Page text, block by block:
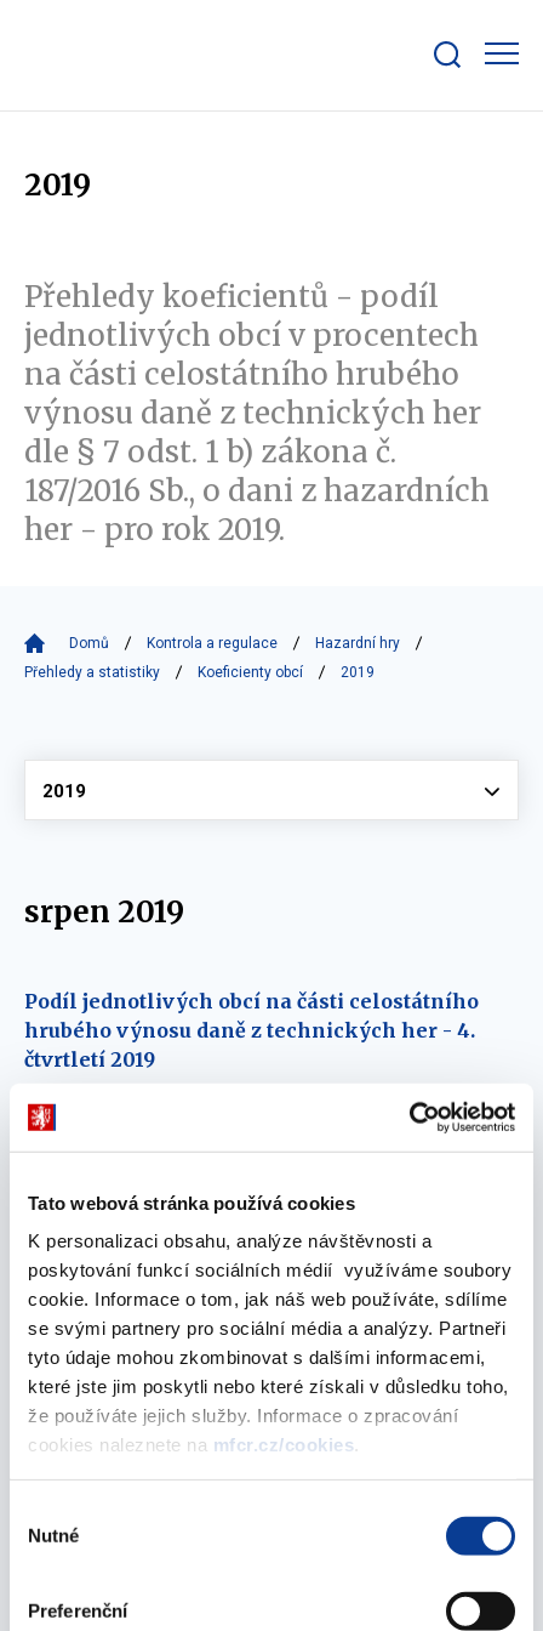
Tato webová stránka používá cookies
K personalizaci obsahu, analýze návštěvnosti a
poskytování funkcí sociálních médií využíváme soubory
cookie. Informace o tom, jak náš web používáte, sdílíme
se svými partnery pro sociální média a analýzy. Partneři
tyto údaje mohou zkombinovat s dalšími informacemi,
které jste jim poskytli nebo které získali v důsledku toho,
že používáte jejich služby. Informace o zpracování
cookies naleznete na mfcr.cz/cookies.
souhlasu
Nutné
Preferenční
bar
2019
Přehledy koeficientů - podíl
jednotlivých obcí v procentech
na části celostátního hrubého
výnosu daně z technických her
dle § 7 odst. 1 b) zákona č.
187/2016 Sb., o dani z hazardních
her - pro rok 2019.
Domů Kontrola a regulace
Hazardní hry
Přehledy a statistiky
Koeficienty obcí 2019
Vyberte
2019
srpen 2019
Podíl jednotlivých obcí na části celostátního
hrubého výnosu daně z technických her - 4.
čtvrtletí 2019
květen 2019
Podíl jednotlivých obcí na části celostátního
hrubého výnosu daně z technických her - 3.
čtvrtletí 2019
30. května 2019
únor 2019
hrubého výnosu daně z technických her - 2.
28. února 2019